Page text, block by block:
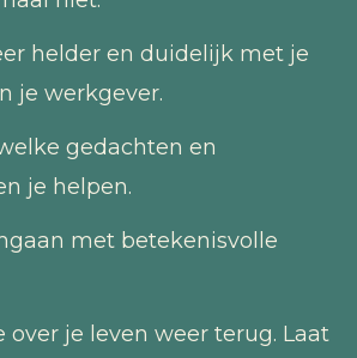
helder en duidelijk met je
je werkgever.
gedachten en
je helpen.
met betekenisvolle
over je leven weer terug. Laat